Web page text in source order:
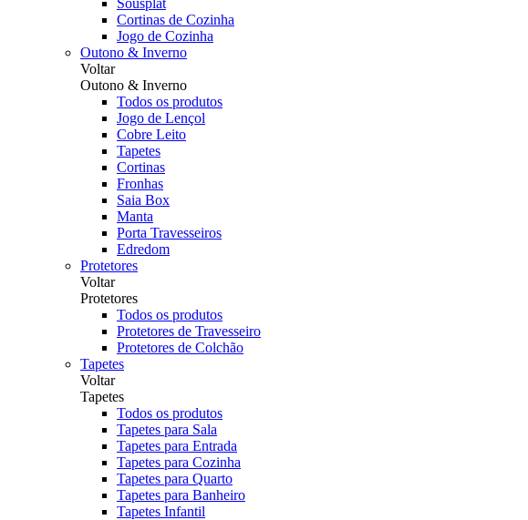
Sousplat
Cortinas de Cozinha
Jogo de Cozinha
Outono & Inverno
Voltar
Outono & Inverno
Todos os produtos
Jogo de Lençol
Cobre Leito
Tapetes
Cortinas
Fronhas
Saia Box
Manta
Porta Travesseiros
Edredom
Protetores
Voltar
Protetores
Todos os produtos
Protetores de Travesseiro
Protetores de Colchão
Tapetes
Voltar
Tapetes
Todos os produtos
Tapetes para Sala
Tapetes para Entrada
Tapetes para Cozinha
Tapetes para Quarto
Tapetes para Banheiro
Tapetes Infantil